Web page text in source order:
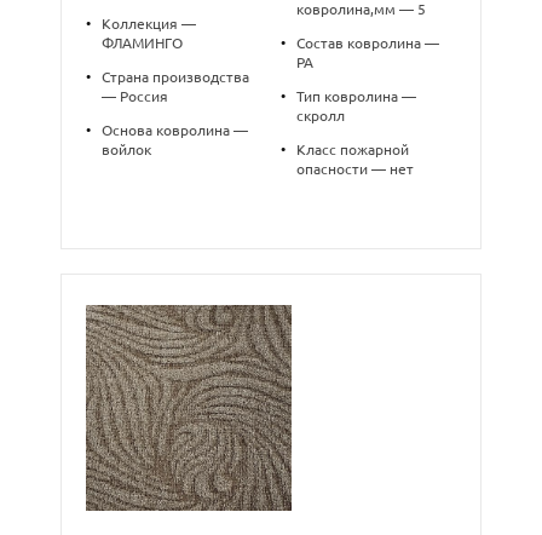
•
Коллекция —
ФЛАМИНГО
•
Страна производства
— Россия
•
Основа ковролина —
войлок
ковролина,мм — 5
•
Состав ковролина —
PA
•
Тип ковролина —
скролл
•
Класс пожарной
опасности — нет